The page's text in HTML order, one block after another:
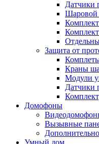
Датчики
Шаровой
Защита от
Краны
Модули
Датчики
Домофоны
Вызывные
Умный дом